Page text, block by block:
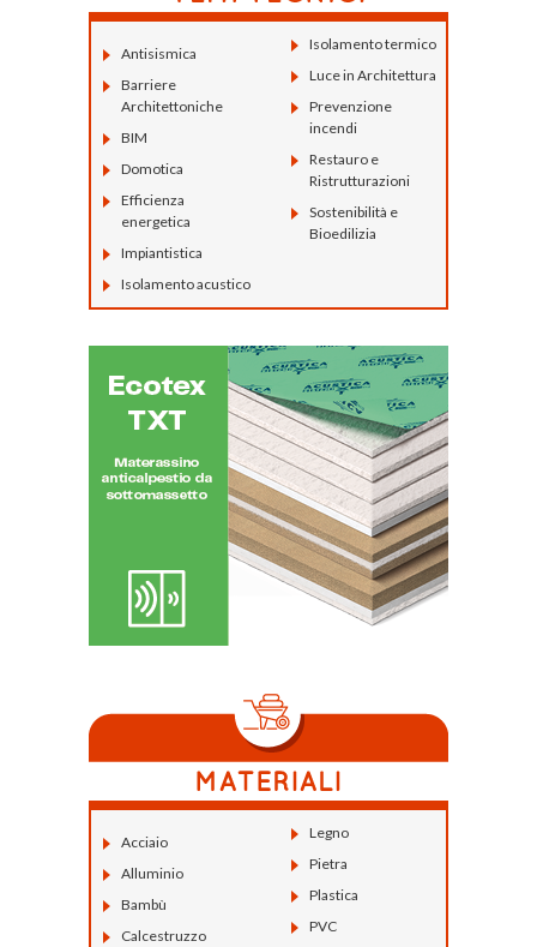
Antisismica
Barriere
Architettoniche
BIM
Domotica
Efficienza
energetica
Impiantistica
Isolamento acustico
Isolamento termico
Luce in Architettura
Prevenzione
incendi
Restauro e
Ristrutturazioni
Sostenibilità e
Bioedilizia
Acciaio
Alluminio
Bambù
Calcestruzzo
Legno
Pietra
Plastica
PVC